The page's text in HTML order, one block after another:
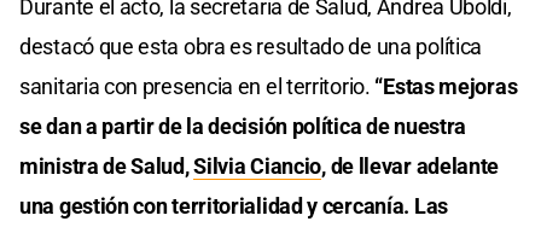
Durante el acto, la secretaria de Salud, Andrea Uboldi,
destacó que esta obra es resultado de una política
sanitaria con presencia en el territorio. “Estas mejoras
se dan a partir de la decisión política de nuestra
ministra de Salud,Silvia Ciancio, de llevar adelante
una gestión con territorialidad y cercanía. Las